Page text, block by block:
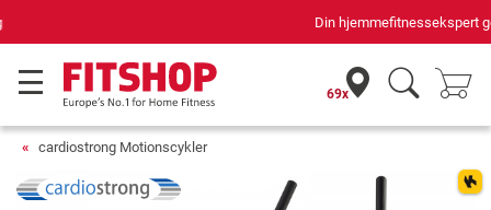
Din hjemmefitnessekspert gennem 42 år
69x
cardiostrong Motionscykler